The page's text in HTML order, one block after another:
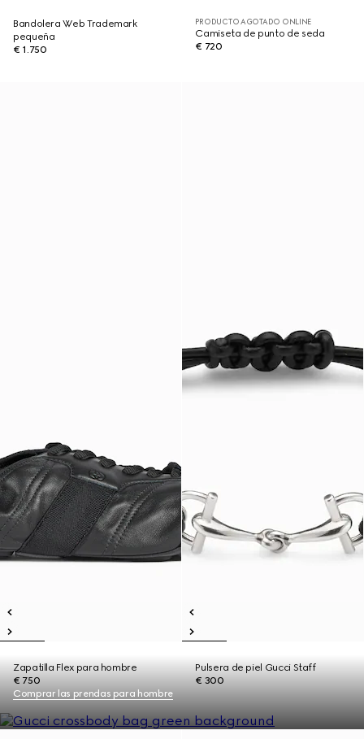
Bandolera Web Trademark
pequeña
€ 1.750
PRODUCTO AGOTADO ONLINE
Camiseta de punto de seda
€ 720
Zapatilla Flex para hombre
€ 750
Pulsera de piel Gucci Staff
€ 300
Comprar las prendas para hombre